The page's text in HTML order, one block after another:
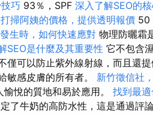
巧 93％，SPF 深入了解SEO的
打掃阿姨的價格，提供透明報價 50
生時，如何快速應對 物理防曬霜
SEO是什麼及其重要性 它不包含
僅可以防止紫外線射線，而且還
敏感皮膚的所有者。 新竹徵信社
悅的質地和易於應用。 找到最
了牛奶的高防水性，這是通過評